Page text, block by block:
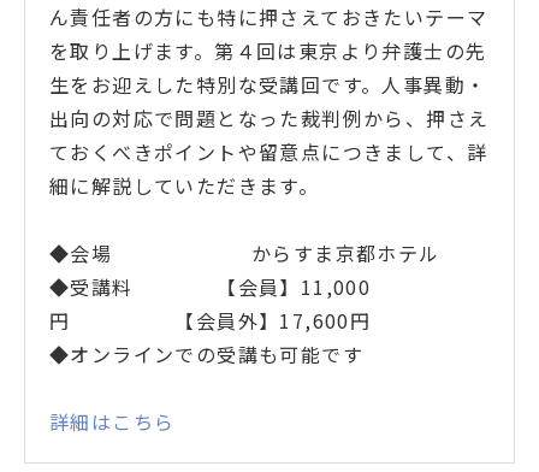
ん責任者の方にも特に押さえておきたいテーマ
を取り上げます。第４回は東京より弁護士の先
生をお迎えした特別な受講回です。人事異動・
出向の対応で問題となった裁判例から、押さえ
ておくべきポイントや留意点につきまして、詳
細に解説していただきます。
◆会場 からすま京都ホテル
◆受講料 【会員】11,000
円 【会員外】17,600円
◆オンラインでの受講も可能です
詳細はこちら